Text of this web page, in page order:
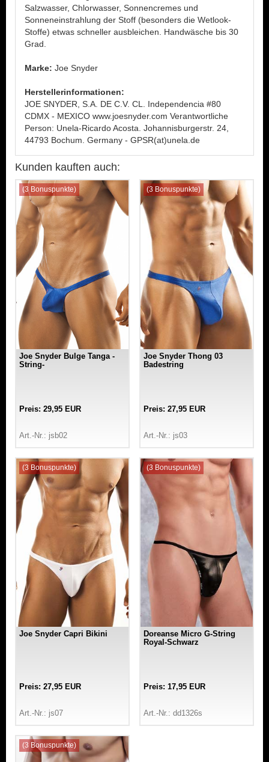
Salzwasser, Chlorwasser, Sonnencremes und
Sonneneinstrahlung der Stoff (besonders die Wetlook-
Stoffe) etwas schneller ausbleichen. Handwäsche bis 30
Grad.
Marke: Joe Snyder
Herstellerinformationen:
JOE SNYDER, S.A. DE C.V. CL. Independencia #80
CDMX - MEXICO www.joesnyder.com Verantwortliche
Person: Unela-Ricardo Acosta. Johannisburgerstr. 24,
44793 Bochum. Germany - GPSR(at)unela.de
Kunden kauften auch:
(3 Bonuspunkte)
Joe Snyder Bulge Tanga -
String-
Preis: 29,95 EUR
Art.-Nr.: jsb02
(3 Bonuspunkte)
Joe Snyder Thong 03
Badestring
Preis: 27,95 EUR
Art.-Nr.: js03
(3 Bonuspunkte)
Joe Snyder Capri Bikini
Preis: 27,95 EUR
Art.-Nr.: js07
(3 Bonuspunkte)
Doreanse Micro G-String
Royal-Schwarz
Preis: 17,95 EUR
Art.-Nr.: dd1326s
(3 Bonuspunkte)